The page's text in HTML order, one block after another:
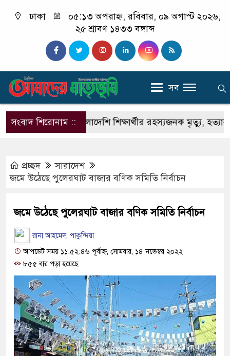
ঢাকা
০৫:১৩ অপরাহ্ন, রবিবার, ০৯ অগাস্ট ২০২৬,
২৫ শ্রাবণ ১৪৩৩ বঙ্গাব্দ
সব
সংবাদ শিরোনাম ::
ভারতে বাংলাদেশি শিক্ষার্থীর রহস্যজনক মৃত্যু, হত্যার
প্রচ্ছদ
সারাদেশ
জমে উঠেছে পুলেরঘাট বাজার বণিক সমিতি নির্বাচন
জমে উঠেছে পুলেরঘাট বাজার বণিক সমিতি নির্বাচন
রানা আহমেদ, পাকুন্দিয়া
আপডেট সময় ১১:৫২:৪৬ পূর্বাহ্ন, সোমবার, ১৪ নভেম্বর ২০২২
৮৫৫ বার পড়া হয়েছে